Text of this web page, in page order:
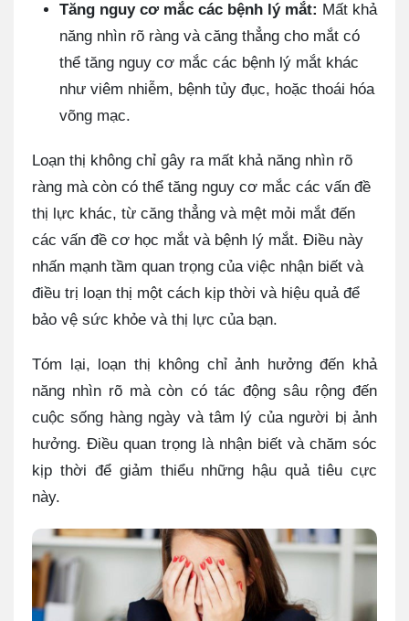
Tăng nguy cơ mắc các bệnh lý mắt: Mất khả
năng nhìn rõ ràng và căng thẳng cho mắt có
thể tăng nguy cơ mắc các bệnh lý mắt khác
như viêm nhiễm, bệnh tủy đục, hoặc thoái hóa
võng mạc.
Loạn thị không chỉ gây ra mất khả năng nhìn rõ
ràng mà còn có thể tăng nguy cơ mắc các vấn đề
thị lực khác, từ căng thẳng và mệt mỏi mắt đến
các vấn đề cơ học mắt và bệnh lý mắt. Điều này
nhấn mạnh tầm quan trọng của việc nhận biết và
điều trị loạn thị một cách kịp thời và hiệu quả để
bảo vệ sức khỏe và thị lực của bạn.
Tóm lại, loạn thị không chỉ ảnh hưởng đến khả
năng nhìn rõ mà còn có tác động sâu rộng đến
cuộc sống hàng ngày và tâm lý của người bị ảnh
hưởng. Điều quan trọng là nhận biết và chăm sóc
kịp thời để giảm thiểu những hậu quả tiêu cực
này.